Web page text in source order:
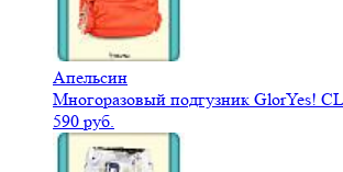
Апельсин
Многоразовый подгузник GlorYes!
590 руб.